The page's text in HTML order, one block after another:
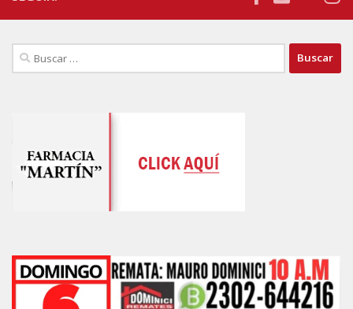
Buscar: